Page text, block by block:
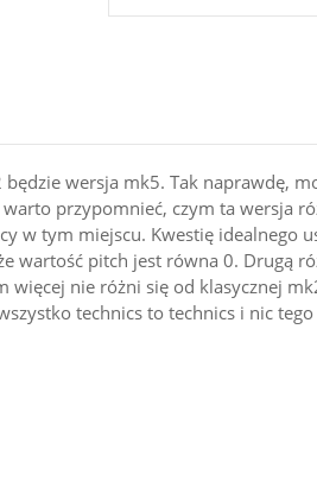
wersja mk5. Tak naprawdę,
przypomnieć, czym ta wersja
w tym miejscu. Kwestię idealnego
wartość pitch jest równa 0. Drugą
więcej nie różni się od klasycznej
technics to technics i nic